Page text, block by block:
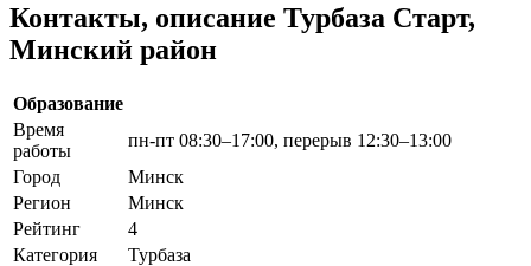
Контакты, описание Турбаза Старт,
Минский район
Образование
Время
работы
пн-пт 08:30–17:00, перерыв 12:30–13:00
Город
Минск
Регион
Минск
Рейтинг
4
Категория
Турбаза